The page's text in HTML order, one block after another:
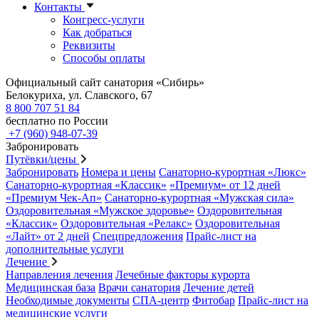
Контакты
Конгресс-услуги
Как добраться
Реквизиты
Способы оплаты
Официальный сайт санатория «Сибирь»
Белокуриха, ул. Славского, 67
8 800 707 51 84
бесплатно по России
+7 (960) 948-07-39
Забронировать
Путёвки/цены
Забронировать Номера и цены Санаторно-курортная «Люкс»
Санаторно-курортная «Классик» «Премиум» от 12 дней
«Премиум Чек-Ап» Санаторно-курортная «Мужская сила»
Оздоровительная «Мужское здоровье» Оздоровительная
«Классик» Оздоровительная «Релакс» Оздоровительная
«Лайт» от 2 дней Спецпредложения Прайс-лист на
дополнительные услуги
Лечение
Направления лечения Лечебные факторы курорта
Медицинская база Врачи санатория Лечение детей
Необходимые документы СПА-центр Фитобар Прайс-лист на
медицинские услуги